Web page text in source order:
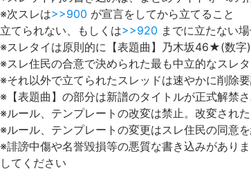
※次スレは>>900 が宣言をしてから立てること
立てられない、もしくは>>920 までに立たない
※スレタイは原則的に【表題曲】乃木坂46★(数字
※スレ住民の合意で決められた最も中立的なスレ
※それ以外で立てられたスレッドは速やかに削除
※【表題曲】の部分は新譜のタイトルが正式解禁
※ルール、テンプレートの改変は禁止。改変され
※ルール、テンプレートの変更はスレ住民の同意
※誹謗中傷や名誉毀損等の悪質な書き込みがあり
してください